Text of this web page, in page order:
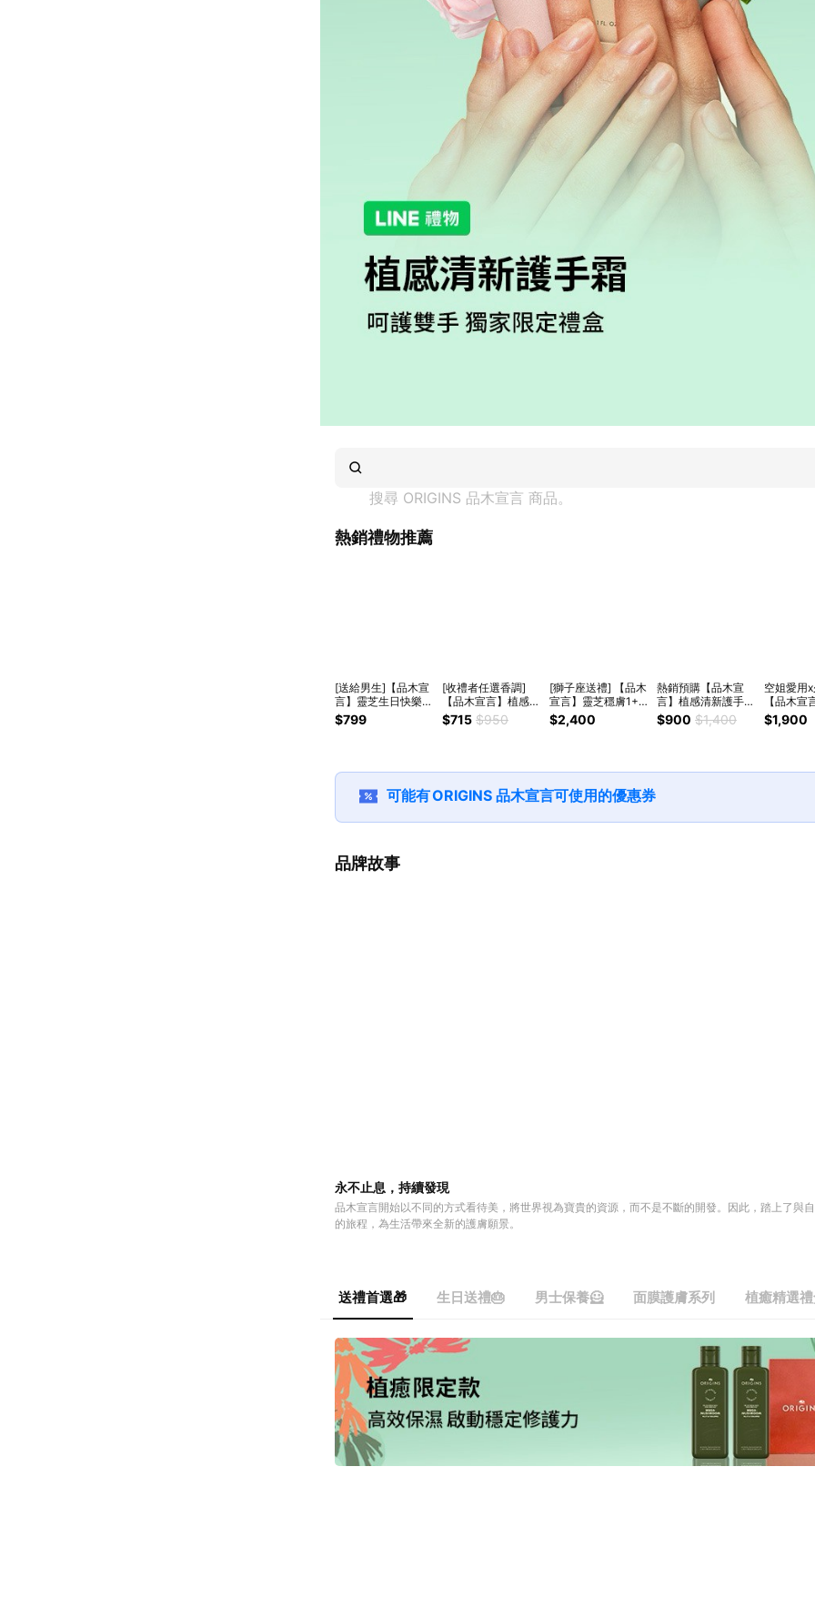
搜尋 ORIGINS 品木宣言 商品。
熱銷禮物推薦
[送給男生]【品木宣
言】靈芝生日快樂組
(靈芝水+潔面慕絲
+靈芝乳)純素保養
$799
[收禮者任選香調]
【品木宣言】植感清
新護手霜(4種香調|
柑橘 玫瑰 薄荷 甜薑)
$715 $950
[獅子座送禮] 【品木
宣言】靈芝穩膚1+1
生日組(靈芝水
200ml+靈芝水
$2,400
熱銷預購【品木宣
言】植感清新護手霜
限定禮盒(護手霜:玫
瑰+柑橘+甜薑+薄荷
$900 $1,400
空姐愛用
【品木宣
雲端舒緩
贈:泥娃娃
人節禮物
$1,900
可能有ORIGINS 品木宣言可使用的優惠券
品牌故事
永不止息，持續發現
品木宣言開始以不同的方式看待美，將世界視為寶貴的資源，而不是不斷的開發。因此，踏上了與
的旅程，為生活帶來全新的護膚願景。
送禮首選🎁 生日送禮🎂 男士保養🦸 面膜護膚系列 植癒精選
送禮首選🎁 面膜護膚系列
植癒精選禮盒🎁